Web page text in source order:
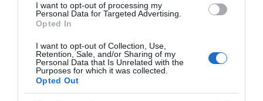
I want to opt-out of processing my
Personal Data for Targeted Advertising.
Opted In
I want to opt-out of Collection, Use,
Retention, Sale, and/or Sharing of my
Personal Data that Is Unrelated with the
Purposes for which it was collected.
Opted Out
αναχώρηση εκείνης της ώρας…
ΣΗΜΑΝΤΙΚΟ ΑΡΧΑΙΟ ΝΑΥΑΓΙΟ ΤΗΣ ΑΝΔΡΟΥ!…»
«ΑΥΤΗ ΤΗΝ ΑΝΔΡΟ ΘΕΛΟΥΜΕ…»